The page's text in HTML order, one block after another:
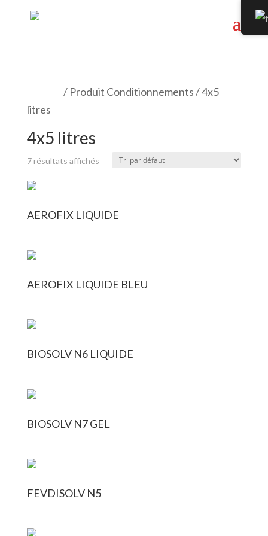
/ Produit Conditionnements / 4x5
litres
4x5 litres
7 résultats affichés
AEROFIX LIQUIDE
AEROFIX LIQUIDE BLEU
BIOSOLV N6 LIQUIDE
BIOSOLV N7 GEL
FEVDISOLV N5